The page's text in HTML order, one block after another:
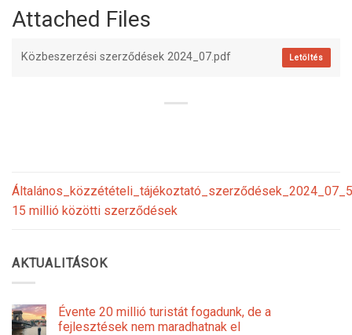
Attached Files
Közbeszerzési szerződések 2024_07.pdf Letöltés
15 millió közötti szerződések
AKTUALITÁSOK
Évente 20 millió turistát fogadunk, de a
fejlesztések nem maradhatnak el